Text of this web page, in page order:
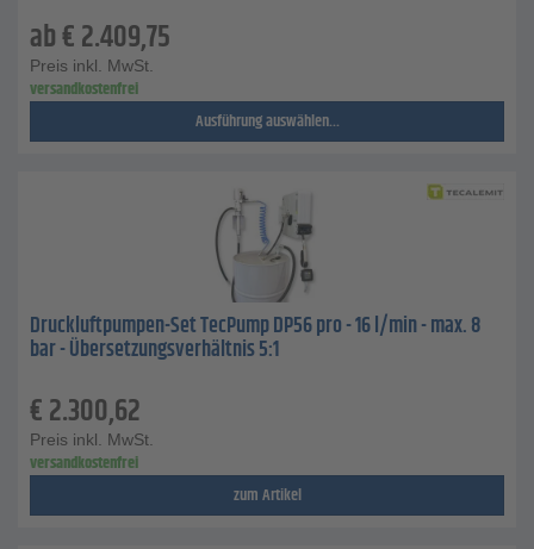
ab€2.409,75
Preis inkl. MwSt.
versandkostenfrei
Ausführung auswählen...
Druckluftpumpen-Set TecPump DP56 pro - 16 l/min - max. 8
bar - Übersetzungsverhältnis 5:1
€2.300,62
Preis inkl. MwSt.
versandkostenfrei
zum Artikel